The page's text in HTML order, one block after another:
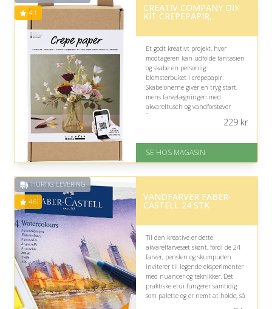
Fremragende Trustpilot rating
på 4.6 ud af 5
4.1 CREATIV COMPANY DIY
KIT CREPEPAPIR,
Et godt kreativt projekt, hvor
modtageren kan udfolde fantasien
og skabe en personlig
blomsterbuket i crepepapir.
Skabelonerne giver en tryg start,
mens farvelægningen med
akvareltusch og vandforstøver
åbner for egne farvekombinationer
På lager
Levering: 1-3 dage
af 5
229kr
SE HOS MAGASIN
HURTIG LEVERING
4.6 VANDFARVER FABER-
CASTELL 24 STK
Til den kreative er dette
akvarelfarvesæt skønt, fordi de 24
farver, penslen og skumpuden
inviterer til legende eksperimenter
med nuancer og teknikker. Det
praktiske etui fungerer samtidig
som palette og er nemt at holde, så